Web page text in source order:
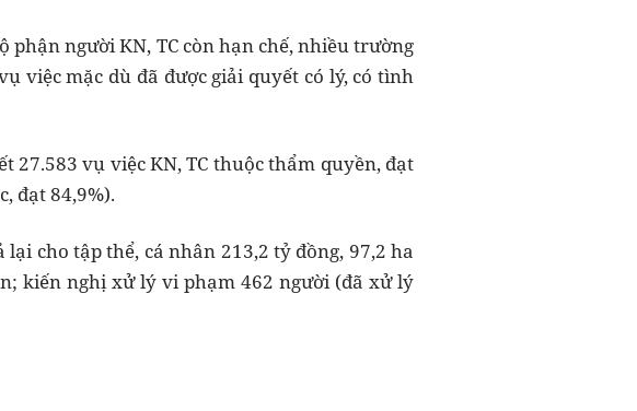
người KN, TC còn hạn chế, nhiều trường
việc mặc dù đã được giải quyết có lý, có tình
27.583 vụ việc KN, TC thuộc thẩm quyền, đạt
đạt 84,9%).
cho tập thể, cá nhân 213,2 tỷ đồng, 97,2 ha
kiến nghị xử lý vi phạm 462 người (đã xử lý